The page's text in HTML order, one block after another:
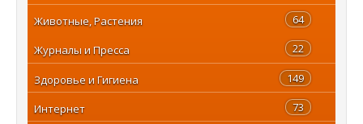
64
Животные, Растения
22
Журналы и Пресса
149
Здоровье и Гигиена
73
Интернет